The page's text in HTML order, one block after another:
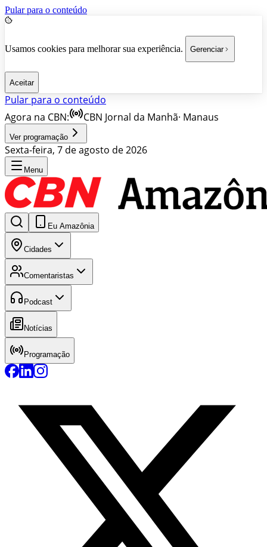
Pular para o conteúdo
Usamos cookies para melhorar sua experiência. Gerenciar
Aceitar
Pular para o conteúdo
Agora na CBN:
CBN Jornal da Manhã· Manaus
Ver programação
Sexta-feira, 7 de agosto de 2026
Menu
Eu Amazônia
Cidades
Comentaristas
Podcast
Notícias
Programação